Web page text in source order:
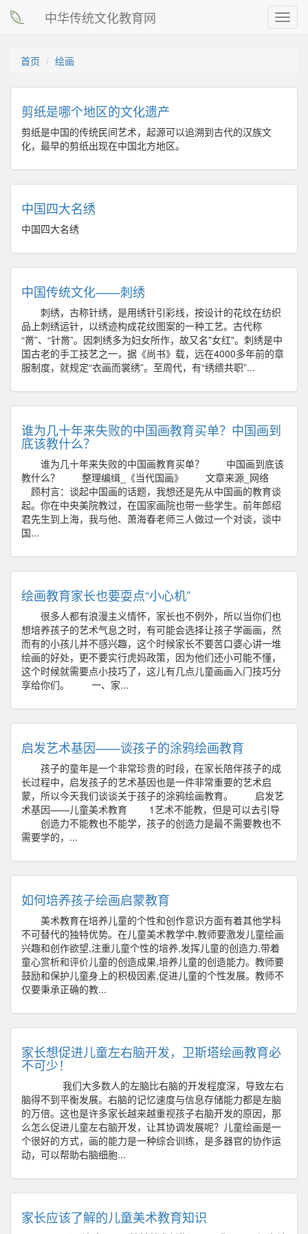
中华传统文化教育网
首页 绘画
剪纸是哪个地区的文化遗产
剪纸是中国的传统民间艺术，起源可以追溯到古代的汉族文
化，最早的剪纸出现在中国北方地区。
中国四大名绣
中国四大名绣
中国传统文化——刺绣
刺绣，古称针绣，是⽤绣针引彩线，按设计的花纹在纺织
品上刺绣运针，以绣迹构成花纹图案的⼀种⼯艺。古代称
“⿋”、“针⿋”。因刺绣多为妇⼥所作，故⼜名"⼥红"。刺绣是中
国古⽼的⼿⼯技艺之⼀，据《尚书》载，远在4000多年前的章
服制度，就规定“⾐画⽽裳绣”。⾄周代，有“绣缋共职”...
谁为几十年来失败的中国画教育买单？中国画到
底该教什么？
谁为几十年来失败的中国画教育买单？ 中国画到底该
教什么？ 整理编缉_《当代国画》 文章来源_网络
顾村言：谈起中国画的话题，我想还是先从中国画的教育谈
起。你在中央美院教过，在国家画院也带一些学生。前年郎绍
君先生到上海，我与他、萧海春老师三人做过一个对谈，谈中
国...
绘画教育家长也要耍点“小心机”
很多人都有浪漫主义情怀，家长也不例外，所以当你们也
想培养孩子的艺术气息之时，有可能会选择让孩子学画画，然
而有的小孩儿并不感兴趣，这个时候家长不要苦口婆心讲一堆
绘画的好处，更不要实行虎妈政策，因为他们还小可能不懂，
这个时候就需要点小技巧了，这儿有几点儿童画画入门技巧分
享给你们。 一、家...
启发艺术基因——谈孩子的涂鸦绘画教育
孩子的童年是一个非常珍贵的时段，在家长陪伴孩子的成
长过程中，启发孩子的艺术基因也是一件非常重要的艺术启
蒙，所以今天我们谈谈关于孩子的涂鸦绘画教育。 启发艺
术基因——儿童美术教育 1艺术不能教，但是可以去引导
创造力不能教也不能学，孩子的创造力是最不需要教也不
需要学的，...
如何培养孩子绘画启蒙教育
美术教育在培养儿童的个性和创作意识方面有着其他学科
不可替代的独特优势。在儿童美术教学中,教师要激发儿童绘画
兴趣和创作欲望,注重儿童个性的培养,发挥儿童的创造力,带着
童心赏析和评价儿童的创造成果,培养儿童的创造能力。教师要
鼓励和保护儿童身上的积极因素,促进儿童的个性发展。教师不
仅要秉承正确的教...
家长想促进儿童左右脑开发，卫斯塔绘画教育必
不可少！
我们大多数人的左脑比右脑的开发程度深，导致左右
脑得不到平衡发展。右脑的记忆速度与信息存储能力都是左脑
的万倍。这也是许多家长越来越重视孩子右脑开发的原因，那
么怎么促进儿童左右脑开发，让其协调发展呢？儿童绘画是一
个很好的方式，画的能力是一种综合训练，是多器官的协作运
动，可以帮助右脑细胞...
家长应该了解的儿童美术教育知识